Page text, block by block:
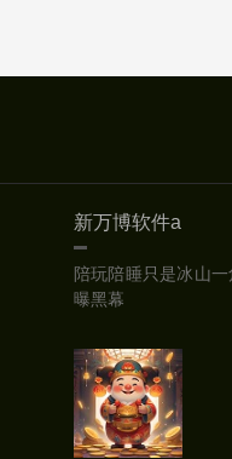
新万博软件a
陪玩陪睡只是冰山
曝黑幕